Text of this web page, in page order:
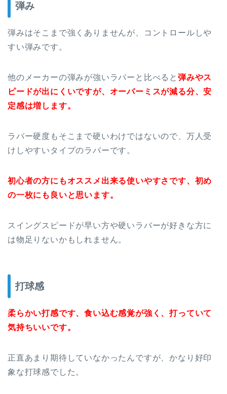
弾み
弾みはそこまで強くありませんが、コントロールしや
すい弾みです。
他のメーカーの弾みが強いラバーと比べると 弾みやス
ピードが出にくいですが、オーバーミスが減る分、安
定感は増します。
ラバー硬度もそこまで硬いわけではないので、万人受
けしやすいタイプのラバーです。
初心者の方にもオススメ出来る使いやすさです、初め
の一枚にも良いと思います。
スイングスピードが早い方や硬いラバーが好きな方に
は物足りないかもしれません。
打球感
柔らかい打感です、食い込む感覚が強く、打っていて
気持ちいいです。
正直あまり期待していなかったんですが、かなり好印
象な打球感でした。